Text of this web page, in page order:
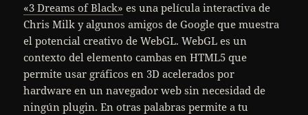
«3 Dreams of Black» es una película interactiva de
Chris Milk y algunos amigos de Google que muestra
el potencial creativo de WebGL. WebGL es un
contexto del elemento cambas en HTML5 que
permite usar gráficos en 3D acelerados por
hardware en un navegador web sin necesidad de
ningún plugin. En otras palabras permite a tu